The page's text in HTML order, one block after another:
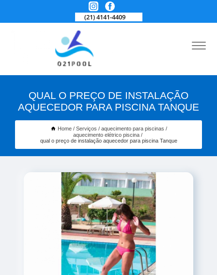
(21) 4141-4409
QUAL O PREÇO DE INSTALAÇÃO
AQUECEDOR PARA PISCINA TANQUE
Home Serviços
aquecimento para piscinas
aquecimento elétrico piscina
qual o preço de instalação aquecedor para piscina Tanque